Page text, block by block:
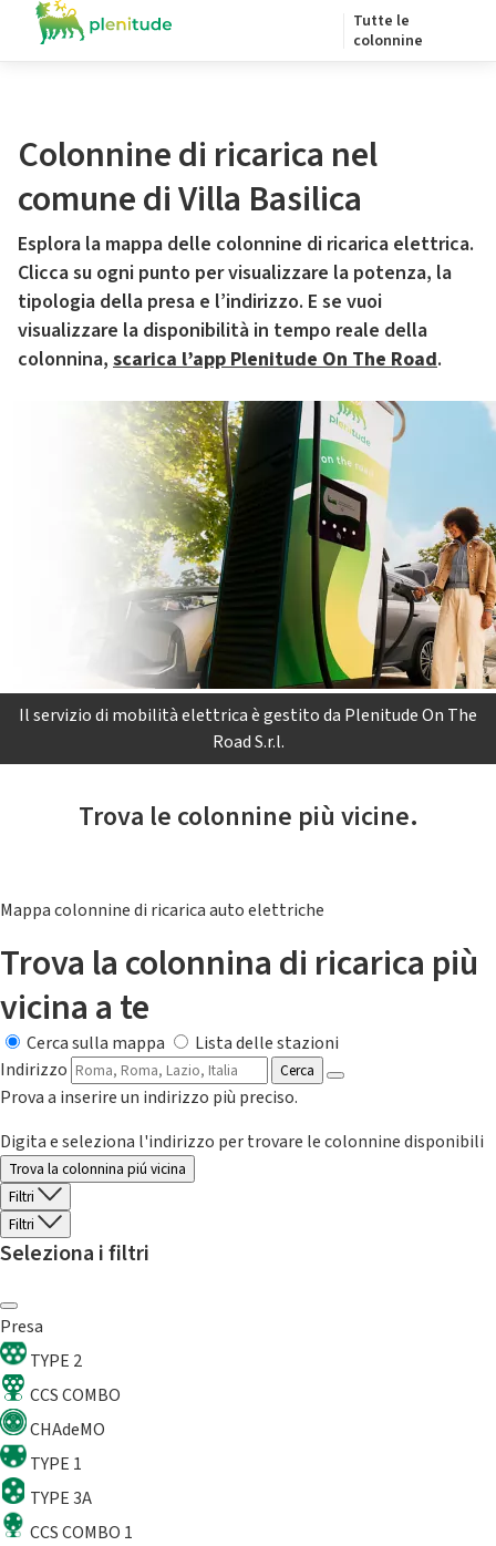
Tutte le
colonnine
Colonnine di ricarica nel
comune di Villa Basilica
Esplora la mappa delle colonnine di ricarica elettrica.
Clicca su ogni punto per visualizzare la potenza, la
tipologia della presa e l’indirizzo. E se vuoi
visualizzare la disponibilità in tempo reale della
colonnina, scarica l’app Plenitude On The Road.
Il servizio di mobilità elettrica è gestito da Plenitude On The
Road S.r.l.
Trova le colonnine più vicine.
Mappa colonnine di ricarica auto elettriche
Trova la colonnina di ricarica più
vicina a te
Cerca sulla mappa
Lista delle stazioni
Indirizzo
Cerca
Prova a inserire un indirizzo più preciso.
Digita e seleziona l'indirizzo per trovare le colonnine disponibili
Trova la colonnina piú vicina
Filtri
Filtri
Seleziona i filtri
Presa
TYPE 2
CCS COMBO
CHAdeMO
TYPE 1
TYPE 3A
CCS COMBO 1